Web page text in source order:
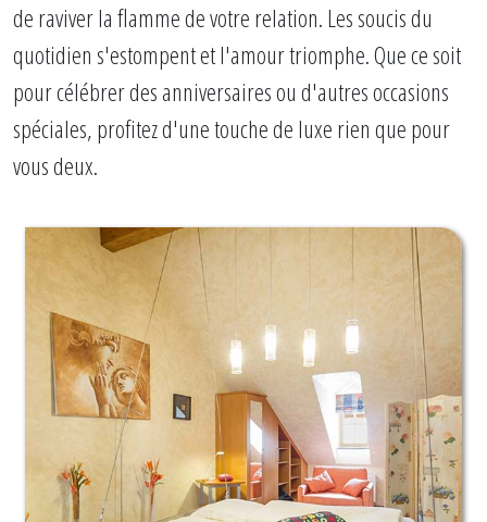
de raviver la flamme de votre relation. Les soucis du
quotidien s'estompent et l'amour triomphe. Que ce soit
pour célébrer des anniversaires ou d'autres occasions
spéciales, profitez d'une touche de luxe rien que pour
vous deux.